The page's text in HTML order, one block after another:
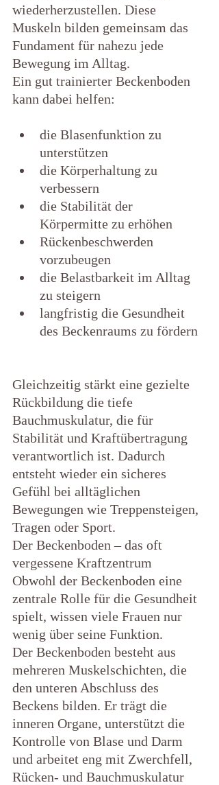
wiederherzustellen. Diese
Muskeln bilden gemeinsam das
Fundament für nahezu jede
Bewegung im Alltag.
Ein gut trainierter Beckenboden
kann dabei helfen:
die Blasenfunktion zu
unterstützen
die Körperhaltung zu
verbessern
die Stabilität der
Körpermitte zu erhöhen
Rückenbeschwerden
vorzubeugen
die Belastbarkeit im Alltag
zu steigern
langfristig die Gesundheit
des Beckenraums zu fördern
Gleichzeitig stärkt eine gezielte
Rückbildung die tiefe
Bauchmuskulatur, die für
Stabilität und Kraftübertragung
verantwortlich ist. Dadurch
entsteht wieder ein sicheres
Gefühl bei alltäglichen
Bewegungen wie Treppensteigen,
Tragen oder Sport.
Der Beckenboden – das oft
vergessene Kraftzentrum
Obwohl der Beckenboden eine
zentrale Rolle für die Gesundheit
spielt, wissen viele Frauen nur
wenig über seine Funktion.
Der Beckenboden besteht aus
mehreren Muskelschichten, die
den unteren Abschluss des
Beckens bilden. Er trägt die
inneren Organe, unterstützt die
Kontrolle von Blase und Darm
und arbeitet eng mit Zwerchfell,
Rücken- und Bauchmuskulatur